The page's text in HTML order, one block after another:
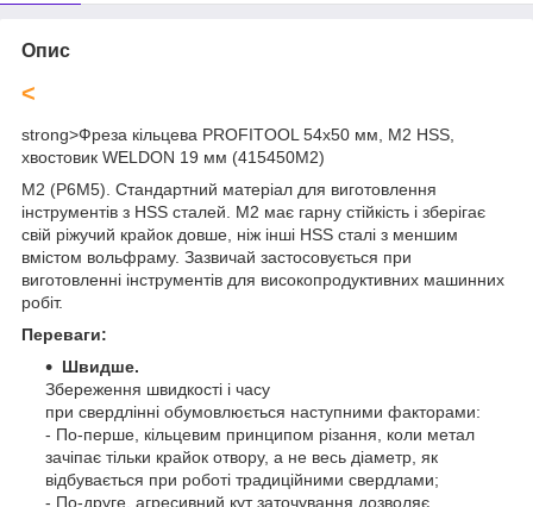
Опис
<
strong>Фреза кільцева PROFITOOL 54х50 мм, M2 HSS,
хвостовик WELDON 19 мм (415450M2)
M2 (Р6М5). Стандартний матеріал для виготовлення
інструментів з HSS сталей. М2 має гарну стійкість і зберігає
свій ріжучий крайок довше, ніж інші HSS сталі з меншим
вмістом вольфраму. Зазвичай застосовується при
виготовленні інструментів для високопродуктивних машинних
робіт.
Переваги:
Швидше.
Збереження швидкості і часу
при свердлінні обумовлюється наступними факторами:
- По-перше, кільцевим принципом різання, коли метал
зачіпає тільки крайок отвору, а не весь діаметр, як
відбувається при роботі традиційними свердлами;
- По-друге, агресивний кут заточування дозволяє